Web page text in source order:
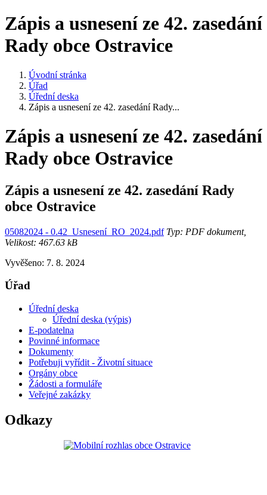
Zápis a usnesení ze 42. zasedání
Rady obce Ostravice
Úvodní stránka
Úřad
Úřední deska
Zápis a usnesení ze 42. zasedání Rady...
Zápis a usnesení ze 42. zasedání
Rady obce Ostravice
Zápis a usnesení ze 42. zasedání Rady
obce Ostravice
05082024 - 0.42_Usnesení_RO_2024.pdfTyp: PDF dokument,
Velikost: 467.63 kB
Vyvěšeno: 7. 8. 2024
Úřad
Úřední deska
Úřední deska (výpis)
E-podatelna
Povinné informace
Dokumenty
Potřebuji vyřídit - Životní situace
Orgány obce
Žádosti a formuláře
Veřejné zakázky
Odkazy